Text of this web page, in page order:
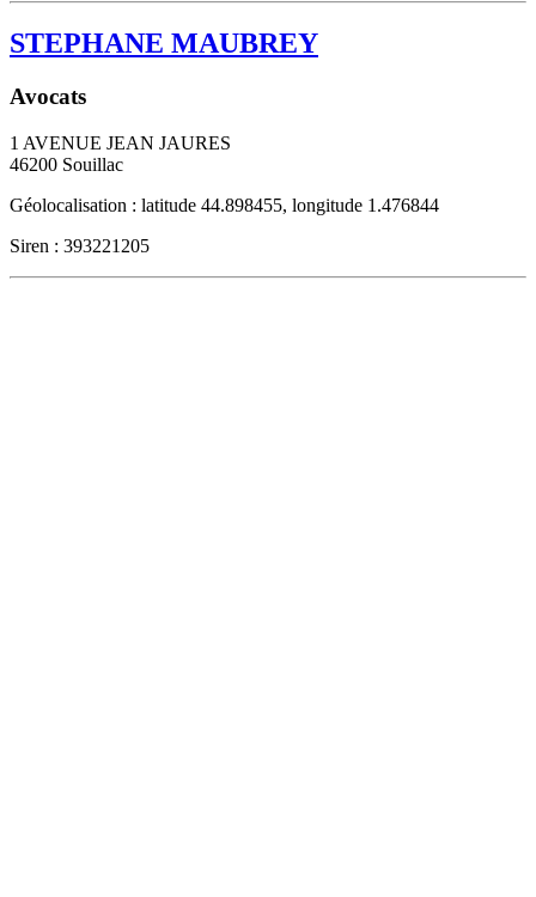
STEPHANE MAUBREY
Avocats
1 AVENUE JEAN JAURES
46200 Souillac
Géolocalisation : latitude 44.898455, longitude 1.476844
Siren : 393221205